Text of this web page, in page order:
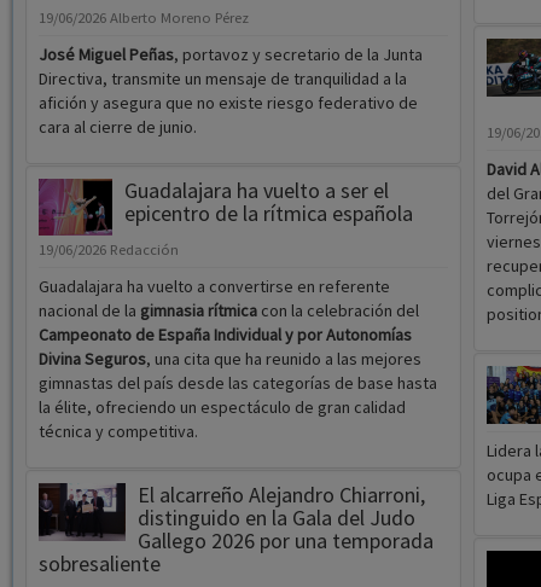
19/06/2026 Alberto Moreno Pérez
José Miguel Peñas, portavoz y secretario de la Junta
Directiva, transmite un mensaje de tranquilidad a la
afición y asegura que no existe riesgo federativo de
cara al cierre de junio.
Guadalajara ha vuelto a ser el
epicentro de la rítmica española
19/06/2026 Redacción
Guadalajara ha vuelto a convertirse en referente
nacional de la gimnasia rítmicacon la celebración del
Campeonato de España Individual y por Autonomías
Divina Seguros, una cita que ha reunido a las mejores
gimnastas del país desde las categorías de base hasta
la élite, ofreciendo un espectáculo de gran calidad
técnica y competitiva.
El alcarreño Alejandro Chiarroni,
distinguido en la Gala del Judo
Gallego 2026 por una temporada
sobresaliente
19/06/
David
del
Lidera
ocupa
Liga